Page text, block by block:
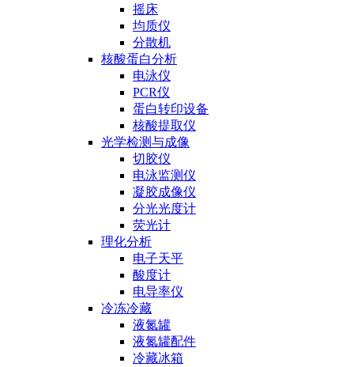
摇床
均质仪
分散机
核酸蛋白分析
电泳仪
PCR仪
蛋白转印设备
核酸提取仪
光学检测与成像
切胶仪
电泳监测仪
凝胶成像仪
分光光度计
荧光计
理化分析
电子天平
酸度计
电导率仪
冷冻冷藏
液氮罐
液氮罐配件
冷藏冰箱